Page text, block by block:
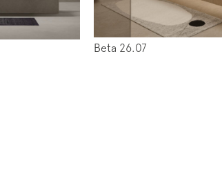
Iscriviti alla mailing list
Newsletter
Beta 26.07